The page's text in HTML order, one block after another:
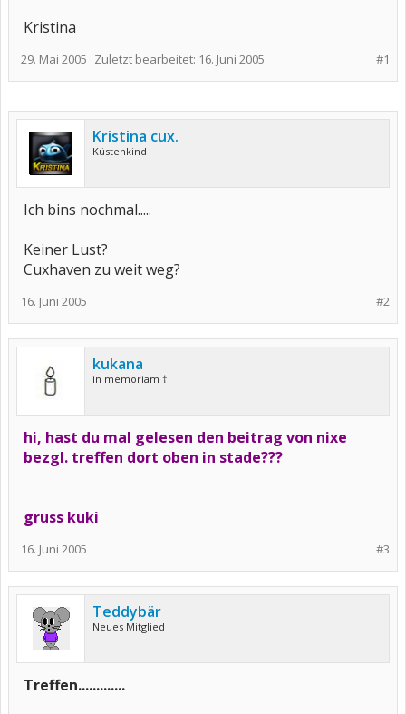
Kristina
#1
29. Mai 2005 Zuletzt bearbeitet: 16. Juni 2005
Kristina cux.
Küstenkind
Ich bins nochmal.....
Keiner Lust?
Cuxhaven zu weit weg?
#2
16. Juni 2005
kukana
in memoriam †
hi, hast du mal gelesen den beitrag von nixe
bezgl. treffen dort oben in stade???
gruss kuki
#3
16. Juni 2005
Teddybär
Neues Mitglied
Treffen.............